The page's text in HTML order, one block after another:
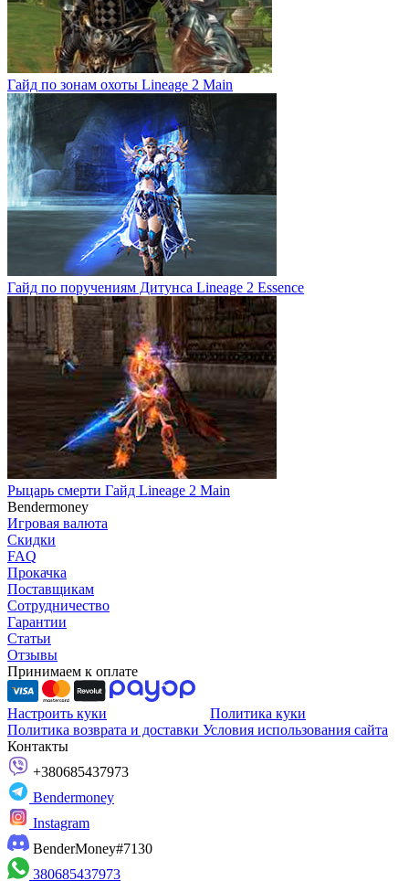
Гайд по зонам охоты Lineage 2 Main
Гайд по поручениям Дитунса Lineage 2 Essence
Рыцарь смерти Гайд Lineage 2 Main
Bendermoney
Игровая валюта
Скидки
FAQ
Прокачка
Поставщикам
Сотрудничество
Гарантии
Статьи
Отзывы
Принимаем к оплате
Настроить куки
Политика куки
Политика возврата и доставки Условия использования сайта
Контакты
+380685437973
Bendermoney
Instagram
BenderMoney#7130
380685437973